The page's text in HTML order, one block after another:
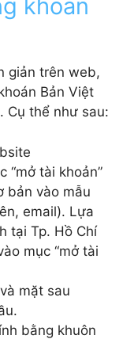
khoán
giản trên web,
Bản Việt
Cụ thể như sau:
“mở tài khoản”
bản vào mẫu
email). Lựa
tại Tp. Hồ Chí
mục “mở tài
mặt sau
bằng khuôn